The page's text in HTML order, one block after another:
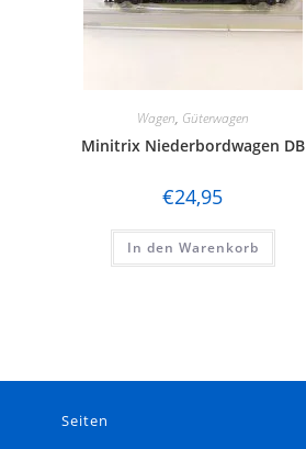
Wagen, Güterwagen
Minitrix Niederbordwagen DB
€24,95
In den Warenkorb
Seiten